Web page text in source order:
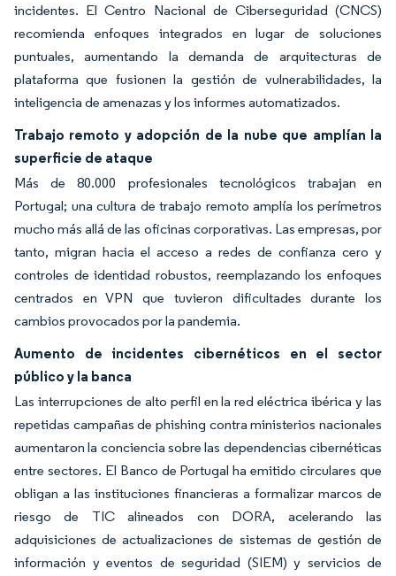
incidentes. El Centro Nacional de Ciberseguridad (CNCS)
recomienda enfoques integrados en lugar de soluciones
puntuales, aumentando la demanda de arquitecturas de
plataforma que fusionen la gestión de vulnerabilidades, la
inteligencia de amenazas y los informes automatizados.
Trabajo remoto y adopción de la nube que amplían la
superficie de ataque
Más de 80.000 profesionales tecnológicos trabajan en
Portugal; una cultura de trabajo remoto amplía los perímetros
mucho más allá de las oficinas corporativas. Las empresas, por
tanto, migran hacia el acceso a redes de confianza cero y
controles de identidad robustos, reemplazando los enfoques
centrados en VPN que tuvieron dificultades durante los
cambios provocados por la pandemia.
Aumento de incidentes cibernéticos en el sector
público y la banca
Las interrupciones de alto perfil en la red eléctrica ibérica y las
repetidas campañas de phishing contra ministerios nacionales
aumentaron la conciencia sobre las dependencias cibernéticas
entre sectores. El Banco de Portugal ha emitido circulares que
obligan a las instituciones financieras a formalizar marcos de
riesgo de TIC alineados con DORA, acelerando las
adquisiciones de actualizaciones de sistemas de gestión de
información y eventos de seguridad (SIEM) y servicios de